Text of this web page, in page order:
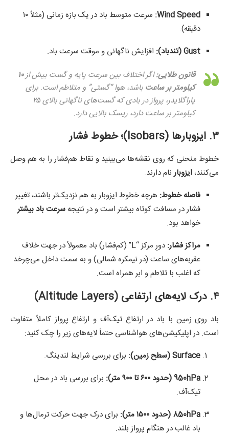
Wind Speed:
سرعت متوسط باد در یک بازه زمانی (مثلاً ۱۰
دقیقه).
Gust (تندباد):
افزایش ناگهانی و موقت سرعت باد.
قانون طلایی:اگر اختلاف بین سرعت پایه و گست بیش از۱۰
کیلومتر بر ساعت باشد، هوا “گستی” و متلاطم است. برای
پاراگلایدر، پرواز در بادی که گست‌های ناگهانی بالای ۲۵
کیلومتر بر ساعت دارد، ریسک بالایی دارد.
۳. ایزوبارها (Isobars)؛ خطوط فشار
خطوط منحنی که روی نقشه‌ها می‌بینید و نقاط هم‌فشار را به هم وصل
می‌کنند،ایزوبارنام دارند.
فاصله خطوط: هرچه خطوط ایزوبار به هم نزدیک‌تر باشند، تغییر
فشار در مسافت کوتاه بیشتر است و در نتیجه سرعت باد بیشتر
خواهد بود.
مراکز فشار:
دورِ مرکز “L” (کم‌فشار) باد معمولاً در جهت خلاف
عقربه‌های ساعت (در نیمکره شمالی) و به سمت داخل می‌چرخد
که اغلب با تلاطم و ابر همراه است.
۴. درک لایه‌های ارتفاعی (Altitude Layers)
باد روی زمین با باد در ارتفاع تیک‌آف و ارتفاع پرواز کاملاً متفاوت
است. در اپلیکیشن‌های هواشناسی حتماً لایه‌های زیر را چک کنید:
Surface (سطح زمین):
برای بررسی شرایط لندینگ.
950hPa (حدود ۶۰۰ تا ۹۰۰ متر):
برای بررسی باد در محل
تیک‌آف.
850hPa (حدود ۱۵۰۰ متر):
برای درک جهت حرکت ترمال‌ها و
باد غالب در هنگام پرواز بلند.